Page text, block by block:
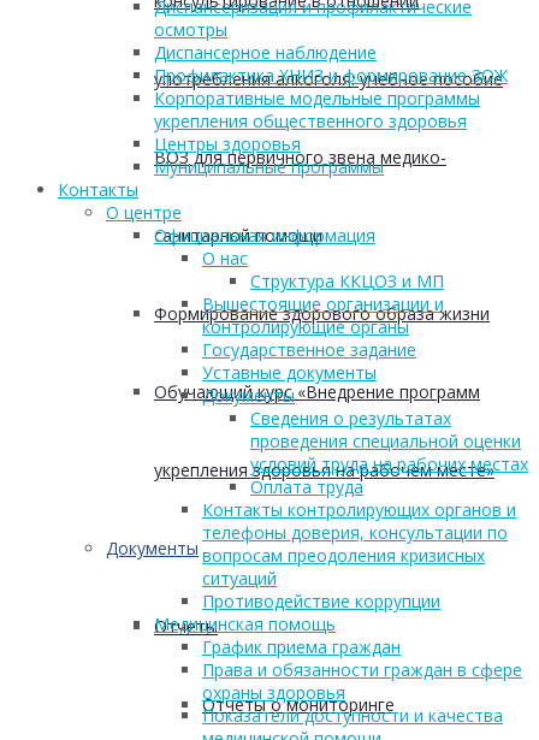
употребления алкоголя: учебное пособие
ВОЗ для первичного звена медико-
санитарной помощи
Формирование здорового образа жизни
Обучающий курс «Внедрение программ
укрепления здоровья на рабочем месте»
Документы
Отчеты
Отчеты о мониторинге
Диспансеризация и профилактические
осмотры
Диспансерное наблюдение
Профилактика ХНИЗ и формирование ЗОЖ
Корпоративные модельные программы
укрепления общественного здоровья
Центры здоровья
Муниципальные программы
Контакты
О центре
Официальная информация
О нас
Структура ККЦОЗ и МП
Вышестоящие организации и
контролирующие органы
Государственное задание
Уставные документы
Документы
Сведения о результатах
проведения специальной оценки
условий труда на рабочих местах
Оплата труда
Контакты контролирующих органов и
телефоны доверия, консультации по
вопросам преодоления кризисных
ситуаций
Противодействие коррупции
Медицинская помощь
График приема граждан
Права и обязанности граждан в сфере
охраны здоровья
Показатели доступности и качества